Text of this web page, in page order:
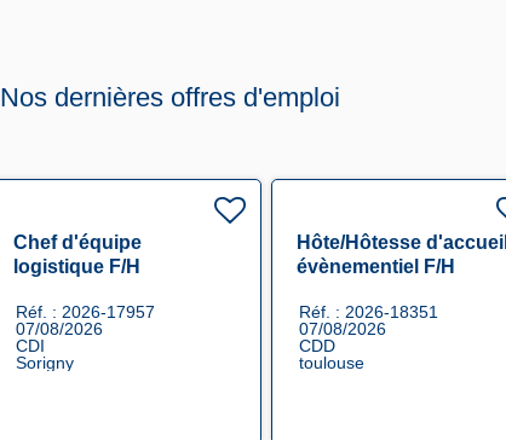
Nos dernières offres d'emploi
Chef d'équipe
logistique F/H
Réf. : 2026-17957
07/08/2026
CDI
Sorigny
Hôte/Hôtesse d'accueil
évènementiel F/H
Réf. : 2026-18351
07/08/2026
CDD
toulouse